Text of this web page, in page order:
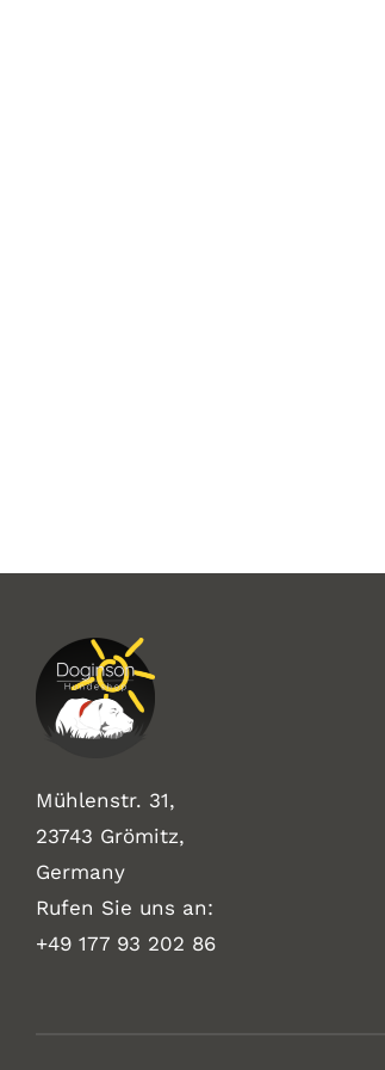
Mühlenstr. 31,
23743 Grömitz,
Germany
Rufen Sie uns an:
+49 177 93 202 86